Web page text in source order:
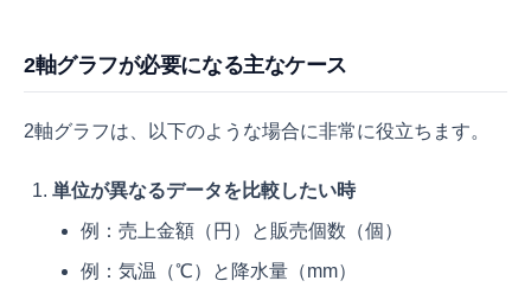
2軸グラフが必要になる主なケース
2軸グラフは、以下のような場合に非常に役立ちます。
単位が異なるデータを比較したい時
例：売上金額（円）と販売個数（個）
例：気温（℃）と降水量（mm）